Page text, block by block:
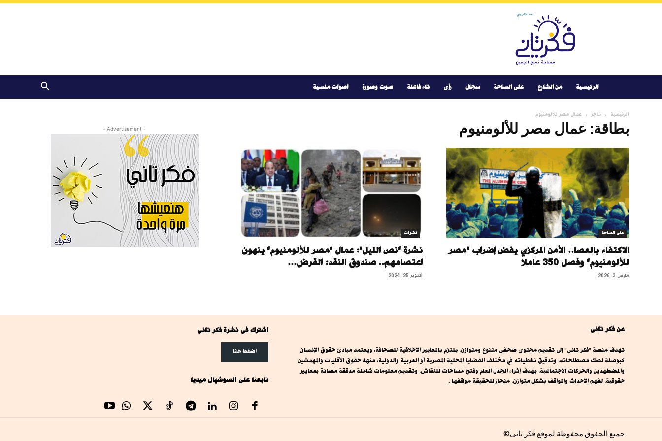
الرئيسية من الشارع على الساحة سجال رأى تاء فاعلة صوت وصورة أصوات منسية
الرئيسية تاجز عمال مصر للألومنيوم
بطاقة: عمال مصر للألومنيوم
على الساحة
الاكتفاء بالعصا.. الأمن المركزي يفض إضراب "مصر
للألومنيوم" وفصل 350 عاملا
مارس 3, 2026
نشرات
نشرة "نص الليل": عمال "مصر للألومنيوم" ينهون
اعتصامهم.. صندوق النقد: القرض...
أكتوبر 25, 2024
- Advertisement -
عن فكر تانى
تهدف منصة "فكر تاني" إلى تقديم محتوى صحفي متنوع ومتوازن، يلتزم بالمعايير الأخلاقية للصحافة، ويعتمد مبادئ حقوق الإنسان
كبوصلة لصك مصطلحاته، وتدقيق تغطياته في مختلف القضايا المحلية المصرية أو العربية والدولية، منها، حقوق الأقليات والمهمشين
والمضطهدين والحركات الاجتماعية، بهدف إثراء الجدل العام وفتح مساحات للنقاش، وتقديم معلومات شاملة مدققة مصانة بمعايير
حقوقية، لفهم الأحداث والمواقف بشكل متوازن، منحاز للحقيقة مواقفها .
اشترك فى نشرة فكر تانى
اضغط هنا
تابعنا على السوشيال ميديا
جميع الحقوق محفوظة لموقع فكر تانى©